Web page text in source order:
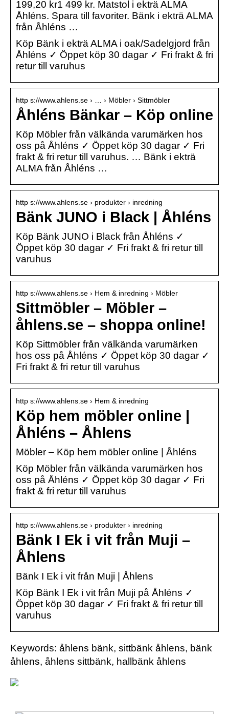
199,20 kr1 499 kr. Matstol i ekträ ALMA
Åhléns. Spara till favoriter. Bänk i ekträ ALMA
från Åhléns …
Köp Bänk i ekträ ALMA i oak/Sadelgjord från
Åhléns ✓ Öppet köp 30 dagar ✓ Fri frakt & fri
retur till varuhus
http s://www.ahlens.se › … › Möbler › Sittmöbler
Åhléns Bänkar – Köp online
Köp Möbler från välkända varumärken hos
oss på Åhléns ✓ Öppet köp 30 dagar ✓ Fri
frakt & fri retur till varuhus. … Bänk i ekträ
ALMA från Åhléns …
http s://www.ahlens.se › produkter › inredning
Bänk JUNO i Black | Åhléns
Köp Bänk JUNO i Black från Åhléns ✓
Öppet köp 30 dagar ✓ Fri frakt & fri retur till
varuhus
http s://www.ahlens.se › Hem & inredning › Möbler
Sittmöbler – Möbler –
åhlens.se – shoppa online!
Köp Sittmöbler från välkända varumärken
hos oss på Åhléns ✓ Öppet köp 30 dagar ✓
Fri frakt & fri retur till varuhus
http s://www.ahlens.se › Hem & inredning
Köp hem möbler online |
Åhléns – Åhlens
Möbler – Köp hem möbler online | Åhléns
Köp Möbler från välkända varumärken hos
oss på Åhléns ✓ Öppet köp 30 dagar ✓ Fri
frakt & fri retur till varuhus
http s://www.ahlens.se › produkter › inredning
Bänk I Ek i vit från Muji –
Åhlens
Bänk I Ek i vit från Muji | Åhlens
Köp Bänk I Ek i vit från Muji på Åhléns ✓
Öppet köp 30 dagar ✓ Fri frakt & fri retur till
varuhus
Keywords: åhlens bänk, sittbänk åhlens, bänk
åhlens, åhlens sittbänk, hallbänk åhlens